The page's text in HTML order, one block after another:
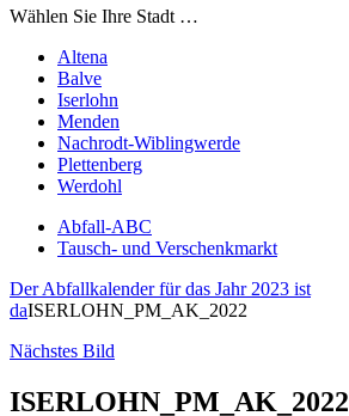
Wählen Sie Ihre Stadt …
Altena
Balve
Iserlohn
Menden
Nachrodt-Wiblingwerde
Plettenberg
Werdohl
Abfall-ABC
Tausch- und Verschenkmarkt
Der Abfallkalender für das Jahr 2023 ist
daISERLOHN_PM_AK_2022
Nächstes Bild
ISERLOHN_PM_AK_2022